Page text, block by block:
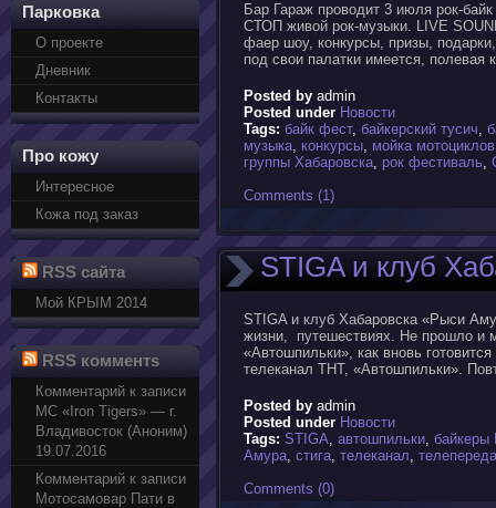
Парковка
О проекте
Дневник
Контакты
Про кожу
Интересное
Кожа под заказ
RSS сайта
Мой КРЫМ 2014
RSS комментs
Комментарий к записи
МС «Iron Tigers» — г.
Владивосток (Аноним)
19.07.2016
Комментарий к записи
Мотосамовар Пати в
Бар Гараж проводит 3 июля рок-
СТОП живой рок-музыки. LIVE
фаер шоу, конкурсы, призы,
под свои палатки имеется,
Posted by admin
Posted under Новости
Tags: байк фест, байкерский тусич,
музыка, конкурсы, мойка мотоциклов
группы Хабаровска, рок фестиваль,
Comments (1)
STIGA и клуб
STIGA и клуб Хабаровска «Рыси
жизни, путешествиях. Не прошло и
«Автошпильки», как вновь
телеканал ТНТ, «Автошпильки».
Posted by admin
Posted under Новости
Tags: STIGA, автошпильки,
Амура, стига, телеканал,
Comments (0)